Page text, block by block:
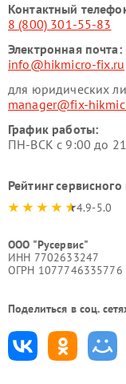
Контактный
8 (800) 301-55-83
Электронная почта:
info@hikmicro-fix.ru
для юридических
manager@fix-
График работы:
ПН-ВСК с 9:00 до
Рейтинг
4.9-5.0
ООО "Русервис"
ИНН 7702633247
ОГРН 1077746335776
Поделиться в соц.